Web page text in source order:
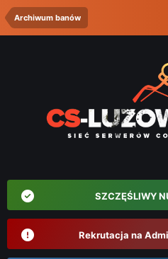
Archiwum banów
SZCZĘŚLIWY
Rekrutacja na